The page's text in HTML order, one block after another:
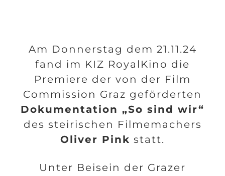
Am Donnerstag dem 21.11.24
fand im KIZ RoyalKino die
Premiere der von der Film
Commission Graz geförderten
Dokumentation „So sind wir“
des steirischen Filmemachers
Oliver Pink statt.
Unter Beisein der Grazer